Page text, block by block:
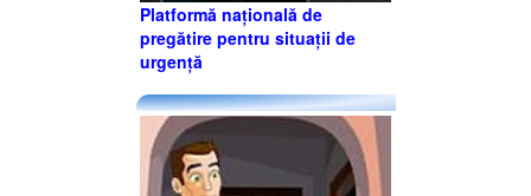
Platformă națională de
pregătire pentru situații de
urgență